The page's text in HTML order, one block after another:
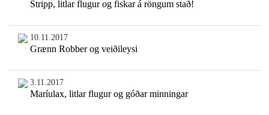
Stripp, litlar flugur og fiskar á röngum stað!
10.11.2017
Grænn Robber og veiðileysi
3.11.2017
Maríulax, litlar flugur og góðar minningar